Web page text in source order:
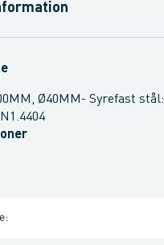
Ø40MM- Syrefast stål:
: